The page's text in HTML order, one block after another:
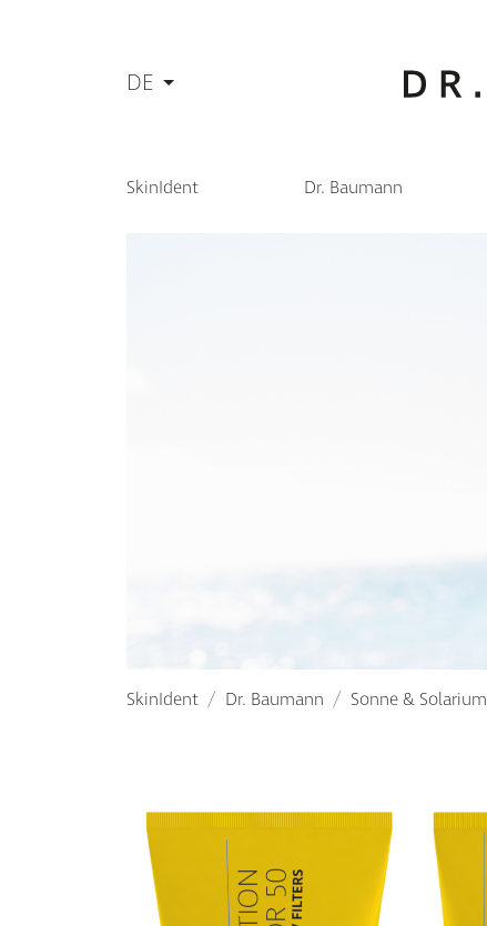
DE
SkinIdent Dr. Baumann
SkinIdent Dr. Baumann Sonne & Solarium